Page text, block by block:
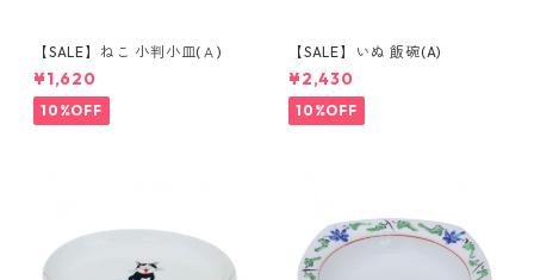
【SALE】ねこ 小判小皿(Ａ)
¥1,620
10%OFF
【SALE】いぬ 飯碗(A)
¥2,430
10%OFF